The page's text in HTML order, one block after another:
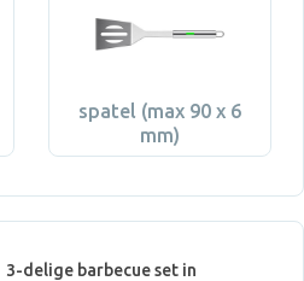
spatel (max 90 x 6
mm)
3-delige barbecue set in